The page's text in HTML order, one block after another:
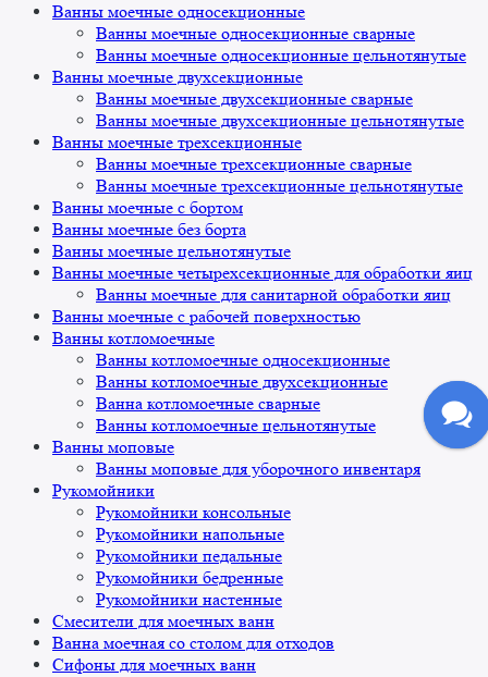
Ванны моечные односекционные
Ванны моечные односекционные сварные
Ванны моечные односекционные цельнотянутые
Ванны моечные двухсекционные
Ванны моечные двухсекционные сварные
Ванны моечные двухсекционные цельнотянутые
Ванны моечные трехсекционные
Ванны моечные трехсекционные сварные
Ванны моечные трехсекционные цельнотянутые
Ванны моечные с бортом
Ванны моечные без борта
Ванны моечные цельнотянутые
Ванны моечные четырехсекционные для обработки яиц
Ванны моечные для санитарной обработки яиц
Ванны моечные с рабочей поверхностью
Ванны котломоечные
Ванны котломоечные односекционные
Ванны котломоечные двухсекционные
Ванна котломоечные сварные
Ванны котломоечные цельнотянутые
Ванны моповые
Ванны моповые для уборочного инвентаря
Рукомойники
Рукомойники консольные
Рукомойники напольные
Рукомойники педальные
Рукомойники бедренные
Рукомойники настенные
Смесители для моечных ванн
Ванна моечная со столом для отходов
Сифоны для моечных ванн